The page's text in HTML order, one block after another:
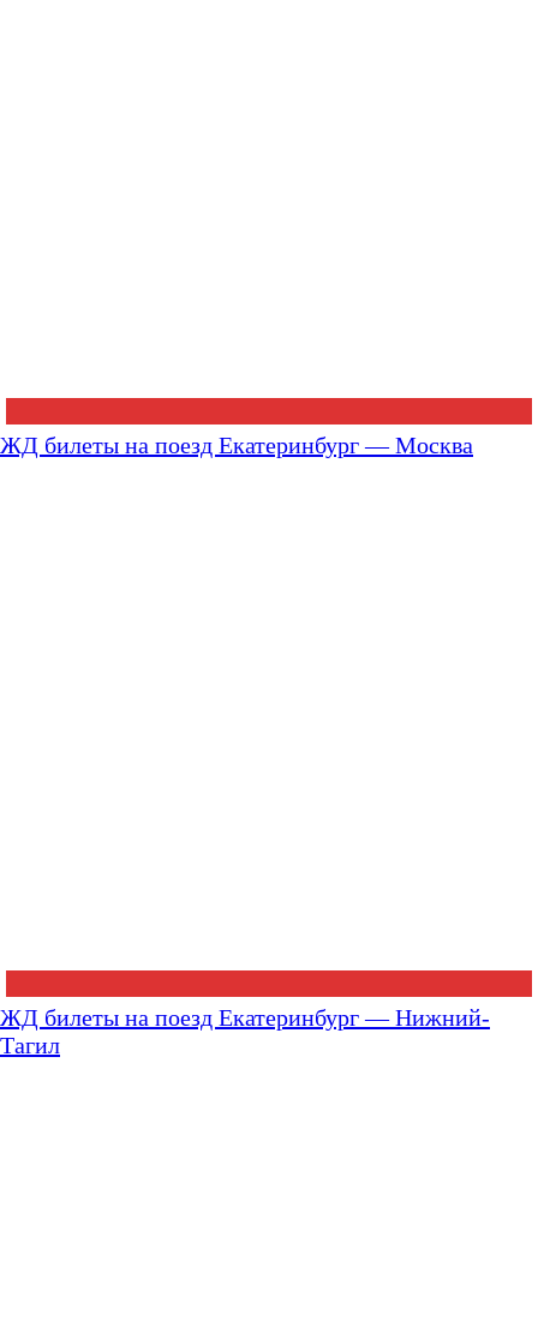
ЖД билеты на поезд Екатеринбург — Москва
ЖД билеты на поезд Екатеринбург — Нижний-
Тагил